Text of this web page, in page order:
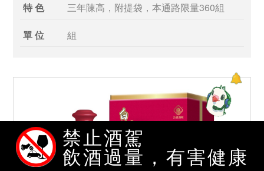
特 色 三年陳高，附提袋，本通路限量360組
單 位 組
禁止酒駕
飲酒過量，有害健康